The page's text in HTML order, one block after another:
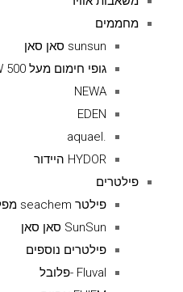
מחממים
sunsun סאן סאן
גופי חימום מעל 500 W
NEWA
EDEN
HYDOR היידור
פילטרים
פילטר seachem מפל סיכם
SunSun סאן סאן
פילטרים נוספים
Fluval -פלובל